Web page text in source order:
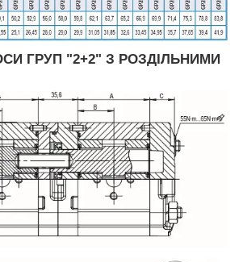
ГРУП "2+2" З РОЗДІЛЬНИМИ